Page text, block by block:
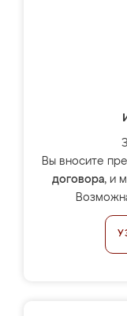
Вы вносите
договора, и